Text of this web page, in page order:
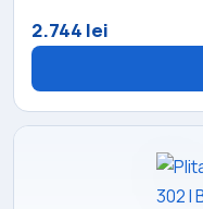
2.744 lei